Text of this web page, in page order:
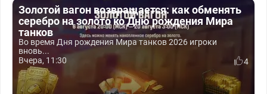
Золотой вагон возвращается: как обменять
серебро на золото ко Дню рождения Мира
танков
Во время Дня рождения Мира танков 2026 игроки
вновь...
Вчера, 11:30
4